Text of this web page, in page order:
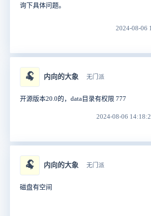
询下具体问题。
2024-08-06
🐏 内向的大象 无门派
开源版本20.0的，data目录有权限 777
2024-08-06
🐏 内向的大象 无门派
磁盘有空间